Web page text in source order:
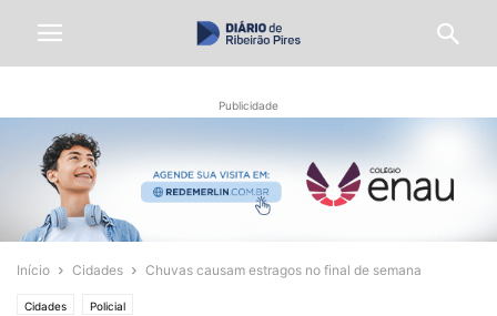
Publicidade
Início Cidades Chuvas causam estragos no final de semana
Cidades Policial